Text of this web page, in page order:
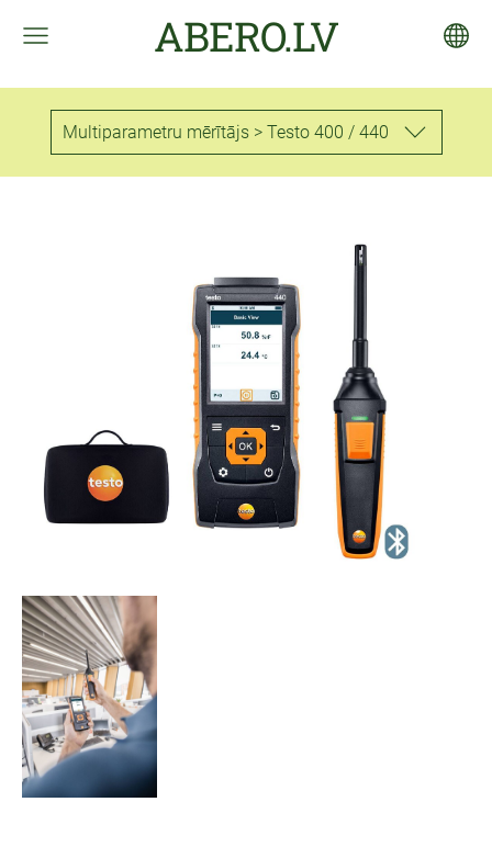
ABERO.LV
Multiparametru mērītājs > Testo 400 / 440